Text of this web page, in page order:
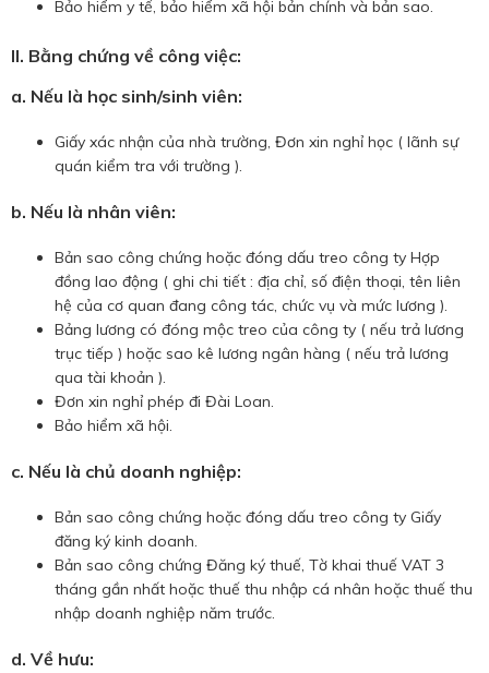
Bảo hiểm y tế, bảo hiểm xã hội bản chính và bản sao.
II. Bằng chứng về công việc:
a. Nếu là học sinh/sinh viên:
Giấy xác nhận của nhà trường, Đơn xin nghỉ học ( lãnh sự
quán kiểm tra với trường ).
b. Nếu là nhân viên:
Bản sao công chứng hoặc đóng dấu treo công ty Hợp
đồng lao động ( ghi chi tiết : địa chỉ, số điện thoại, tên liên
hệ của cơ quan đang công tác, chức vụ và mức lương ).
Bảng lương có đóng mộc treo của công ty ( nếu trả lương
trục tiếp ) hoặc sao kê lương ngân hàng ( nếu trả lương
qua tài khoản ).
Đơn xin nghỉ phép đi Đài Loan.
Bảo hiểm xã hội.
c. Nếu là chủ doanh nghiệp:
Bản sao công chứng hoặc đóng dấu treo công ty Giấy
đăng ký kinh doanh.
Bản sao công chứng Đăng ký thuế, Tờ khai thuế VAT 3
tháng gần nhất hoặc thuế thu nhập cá nhân hoặc thuế thu
nhập doanh nghiệp năm trước.
d. Về hưu: